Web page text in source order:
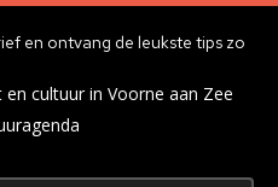
en ontvang de leukste tips zo
cultuur in Voorne aan Zee